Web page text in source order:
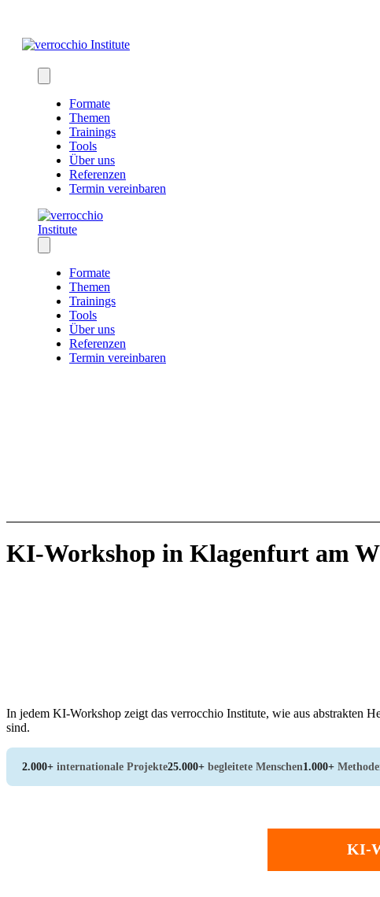
content
Formate
Themen
Trainings
Tools
Über uns
Referenzen
Termin vereinbaren
Formate
Themen
Trainings
Tools
Über uns
Referenzen
Termin vereinbaren
KI-Workshop in Klagenfurt am
In jedem KI-Workshop zeigt das verrocchio Institute, wie aus abstrakten
sind.
2.000+ internationale Projekte25.000+ begleitete Menschen1.000+
KI-